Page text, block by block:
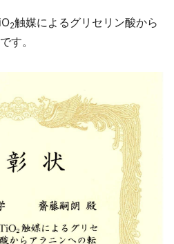
2触媒によるグリセリン酸から
す。